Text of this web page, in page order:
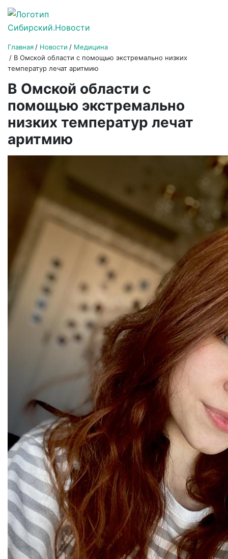
Главная Новости
Медицина
В Омской области с помощью экстремально низких
температур лечат аритмию
В Омской области с
помощью экстремально
низких температур лечат
аритмию